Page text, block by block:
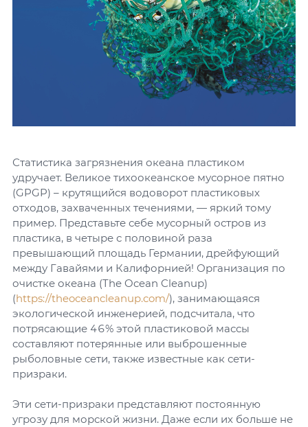
Статистика загрязнения океана пластиком
удручает. Великое тихоокеанское мусорное пятно
(GPGP) – крутящийся водоворот пластиковых
отходов, захваченных течениями, — яркий тому
пример. Представьте себе мусорный остров из
пластика, в четыре с половиной раза
превышающий площадь Германии, дрейфующий
между Гавайями и Калифорнией! Организация по
очистке океана (The Ocean Cleanup)
(https://theoceancleanup.com/), занимающаяся
экологической инженерией, подсчитала, что
потрясающие 46% этой пластиковой массы
составляют потерянные или выброшенные
рыболовные сети, также известные как сети-
призраки.
Эти сети-призраки представляют постоянную
угрозу для морской жизни. Даже если их больше не